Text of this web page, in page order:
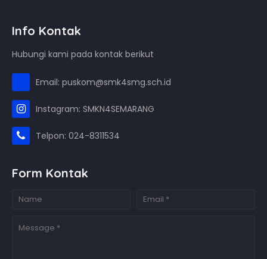
Info Kontak
Hubungi kami pada kontak berikut
Email: puskom@smk4smg.sch.id
Instagram: SMKN4SEMARANG
Telpon: 024-8311534
Form Kontak